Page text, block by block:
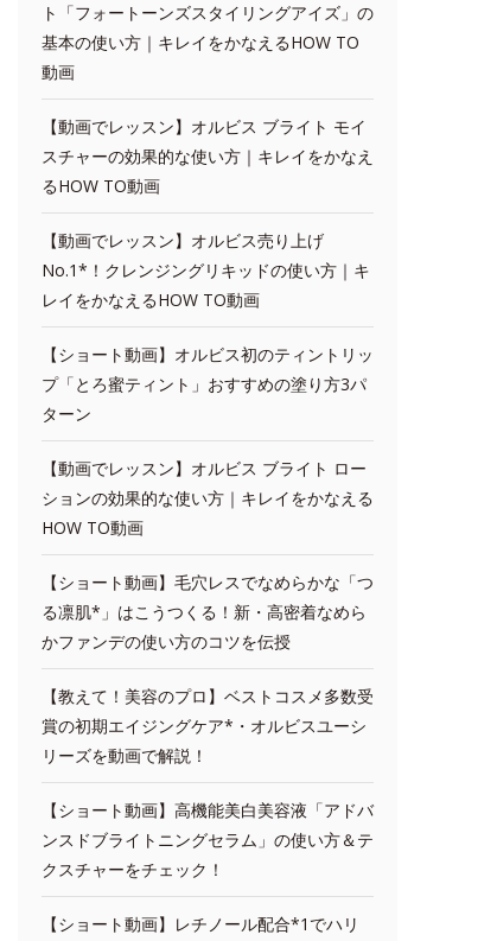
ト「フォートーンズスタイリングアイズ」の
基本の使い方｜キレイをかなえるHOW TO
動画
【動画でレッスン】オルビス ブライト モイ
スチャーの効果的な使い方｜キレイをかなえ
るHOW TO動画
【動画でレッスン】オルビス売り上げ
No.1*！クレンジングリキッドの使い方｜キ
レイをかなえるHOW TO動画
【ショート動画】オルビス初のティントリッ
プ「とろ蜜ティント」おすすめの塗り方3パ
ターン
【動画でレッスン】オルビス ブライト ロー
ションの効果的な使い方｜キレイをかなえる
HOW TO動画
【ショート動画】毛穴レスでなめらかな「つ
る凛肌*」はこうつくる！新・高密着なめら
かファンデの使い方のコツを伝授
【教えて！美容のプロ】ベストコスメ多数受
賞の初期エイジングケア*・オルビスユーシ
リーズを動画で解説！
【ショート動画】高機能美白美容液「アドバ
ンスドブライトニングセラム」の使い方＆テ
クスチャーをチェック！
【ショート動画】レチノール配合*1でハリ